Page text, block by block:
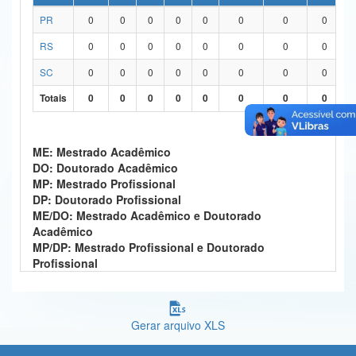
Ministério da Ciência, Tecnologia, Inovações e Comunicações
Ministério do Meio Ambiente
Ministério do Turismo
Ministério do Desenvolvimento Regional
Controladoria-Geral da União
Ministério da Mulher, da Família e dos Direitos Humanos
Secretaria-Geral
Secretaria de Governo
Gabinete de Segurança Institucional
PR
0 0 0 0 0 0 0 0
RS
0 0 0 0 0 0 0 0
SC
0 0 0 0 0 0 0 0
Totais
0 0 0 0 0 0 0 0
ME: Mestrado Acadêmico
DO: Doutorado Acadêmico
MP: Mestrado Profissional
DP: Doutorado Profissional
ME/DO: Mestrado Acadêmico e Doutorado
Acadêmico
MP/DP: Mestrado Profissional e Doutorado
Profissional
Gerar arquivo XLS